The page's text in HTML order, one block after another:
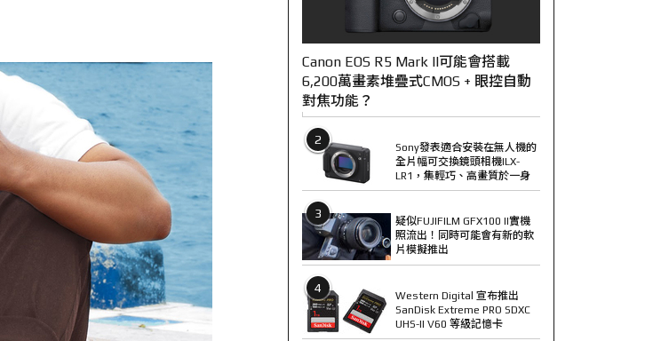
Canon EOS R5 Mark II可能會搭載
6,200萬畫素堆疊式CMOS + 眼控自動
對焦功能？
2
Sony發表適合安裝在無人機的
全片幅可交換鏡頭相機ILX-
LR1，集輕巧、高畫質於一身
3
疑似FUJIFILM GFX100 II實機
照流出！同時可能會有新的軟
片模擬推出
4
Western Digital 宣布推出
SanDisk Extreme PRO SDXC
UHS-II V60 等級記憶卡